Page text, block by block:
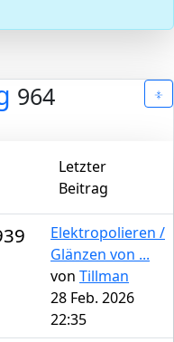
964
Letzter
Beitrag
Elektropolieren /
Glänzen von ...
von Tillman
28 Feb. 2026
22:35